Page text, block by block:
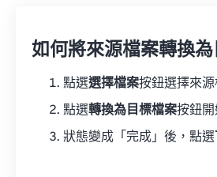
如何將來源檔案轉換為
點選選擇檔案按鈕選擇來源
點選轉換為目標檔案按鈕開
狀態變成「完成」後，點選